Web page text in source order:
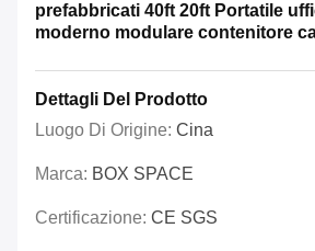
prefabbricati 40ft 20ft Portatile
moderno modulare contenitore
Dettagli Del Prodotto
Luogo Di Origine: Cina
Marca: BOX SPACE
Certificazione: CE SGS